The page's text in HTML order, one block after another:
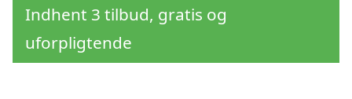
Indhent 3 tilbud, gratis og
uforpligtende